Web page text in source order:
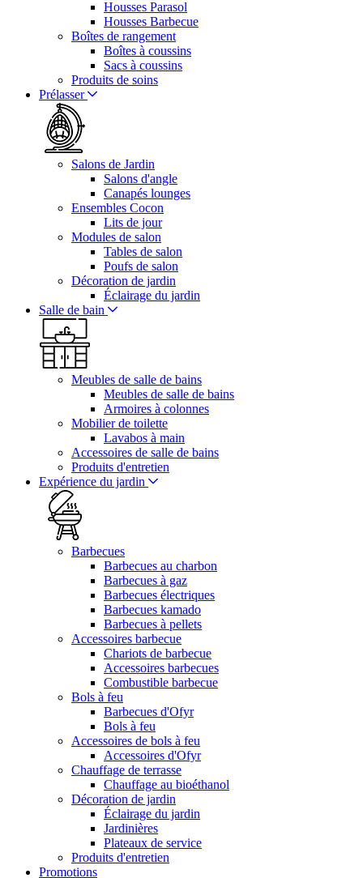
Housses Parasol
Housses Barbecue
Boîtes de rangement
Boîtes à coussins
Sacs à coussins
Produits de soins
Prélasser
Salons de Jardin
Salons d'angle
Canapés lounges
Ensembles Cocon
Lits de jour
Modules de salon
Tables de salon
Poufs de salon
Décoration de jardin
Éclairage du jardin
Salle de bain
Meubles de salle de bains
Meubles de salle de bains
Armoires à colonnes
Mobilier de toilette
Lavabos à main
Accessoires de salle de bains
Produits d'entretien
Expérience du jardin
Barbecues
Barbecues au charbon
Barbecues à gaz
Barbecues électriques
Barbecues kamado
Barbecues à pellets
Accessoires barbecue
Chariots de barbecue
Accessoires barbecues
Combustible barbecue
Bols à feu
Barbecues d'Ofyr
Bols à feu
Accessoires de bols à feu
Accessoires d'Ofyr
Chauffage de terrasse
Chauffage au bioéthanol
Décoration de jardin
Éclairage du jardin
Jardinières
Plateaux de service
Produits d'entretien
Promotions